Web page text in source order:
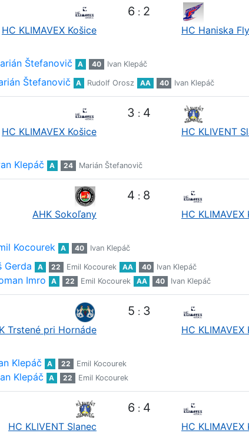
HC KLIMAVEX Košice
6 : 2
HC Haniska
Štefanovič A 40 Ivan Klepáč
Štefanovič A Rudolf Orosz AA 40 Ivan Klepáč
HC KLIMAVEX Košice
3 : 4
HC KLIVENT
Klepáč A 24 Marián Štefanovič
AHK Sokoľany
4 : 8
HC KLIMAVEX
Kocourek A 40 Ivan Klepáč
Gerda A 22 Emil Kocourek AA 40
Ivan Klepáč
Imro A 22 Emil Kocourek AA 40 Ivan Klepáč
Trstené pri Hornáde
5 : 3
HC KLIMAVEX
Klepáč A 22
Emil Kocourek
Klepáč A 22 Emil Kocourek
HC KLIVENT Slanec
6 : 4
HC KLIMAVEX